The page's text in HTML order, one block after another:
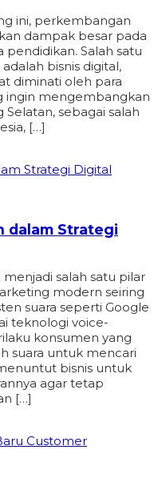
ini, perkembangan
dampak besar pada
Salah satu
bisnis digital,
diminati oleh para
ingin mengembangkan
sebagai salah
[…]
dalam Strategi
salah satu pilar
modern seiring
suara seperti Google
teknologi voice-
konsumen yang
suara untuk mencari
bisnis untuk
agar tetap
[…]